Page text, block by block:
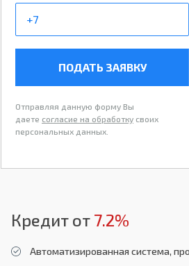
ПОДАТЬ ЗАЯВКУ
Отправляя данную форму Вы
даете согласие на обработку своих
персональных данных.
Кредит от 7.2%
Автоматизированная система,